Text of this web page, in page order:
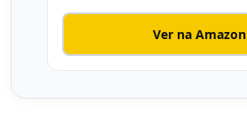
Ver na Amazon